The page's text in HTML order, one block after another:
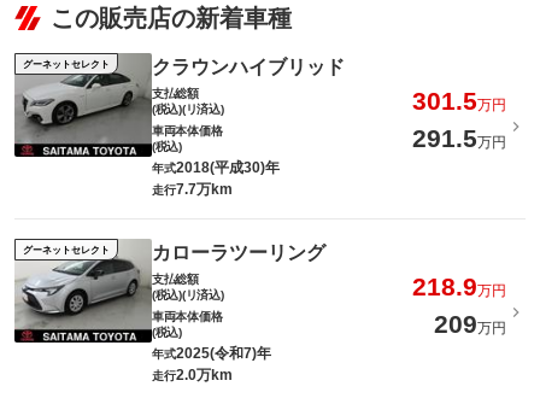
この販売店の新着車種
グーネットセレクト クラウンハイブリッド
支払総額
(税込)(リ済込)
301.5万円
車両本体価格
(税込)
291.5万円
年式2018(平成30)年
走行7.7万km
グーネットセレクト カローラツーリング
支払総額
(税込)(リ済込)
218.9万円
車両本体価格
(税込)
209万円
年式2025(令和7)年
走行2.0万km